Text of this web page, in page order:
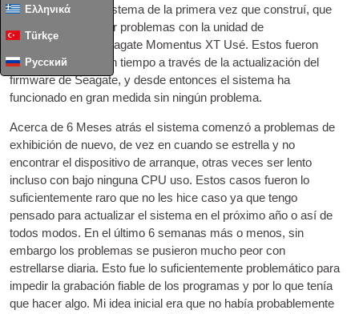
Ελληνικά
Türkçe
Русский
problemas con el sistema de la primera vez que construí, que
fueron causados ​​por problemas con la unidad de
almacenamiento Seagate Momentus XT Usé. Estos fueron
fijadas hace un buen tiempo a través de la actualización del
firmware de Seagate, y desde entonces el sistema ha
funcionado en gran medida sin ningún problema.
Acerca de 6 Meses atrás el sistema comenzó a problemas de
exhibición de nuevo, de vez en cuando se estrella y no
encontrar el dispositivo de arranque, otras veces ser lento
incluso con bajo ningunaCPU uso. Estos casos fueron lo
suficientemente raro que no les hice caso ya que tengo
pensado para actualizar el sistema en el próximo año o así de
todos modos. En el último 6 semanas más o menos, sin
embargo los problemas se pusieron mucho peor con
estrellarse diaria. Esto fue lo suficientemente problemático para
impedir la grabación fiable de los programas y por lo que tenía
que hacer algo. Mi idea inicial era que no había probablemente